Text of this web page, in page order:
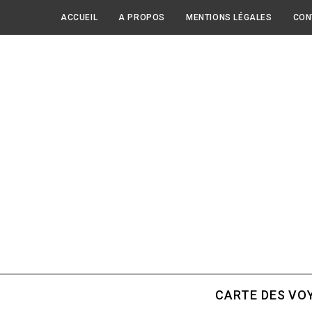
ACCUEIL A PROPOS MENTIONS LÉGALES
CARTE DES